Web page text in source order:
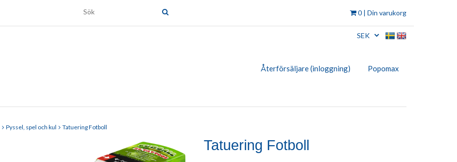
0 | Din varukorg
Återförsäljare (inloggning) Popomax
Pyssel, spel och kul Tatuering Fotboll
Tatuering Fotboll